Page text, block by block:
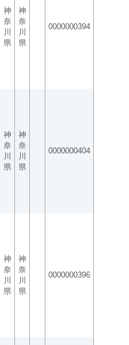
神
奈
川
県
神
奈
川
県
0000000394
神
奈
川
県
神
奈
川
県
0000000404
神
奈
川
県
神
奈
川
県
0000000396